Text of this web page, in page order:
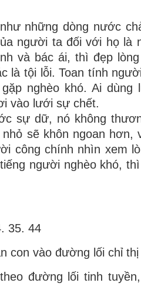
những dòng nước
người ta đối với họ là
và bác ái, thì đẹp
là tội lỗi. Toan tính
nghèo khó. Ai
vào lưới sự chết.
sự dữ, nó không
sẽ khôn ngoan hơn,
công chính nhìn xem
người nghèo khó,
35. 44
con vào đường lối chỉ thị
đường lối tinh